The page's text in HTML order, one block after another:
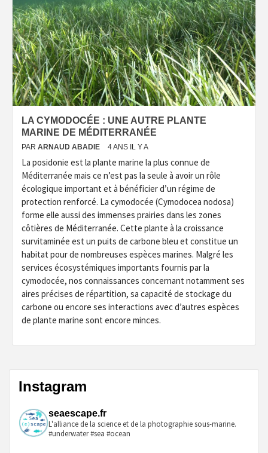
LA CYMODOCÉE : UNE AUTRE PLANTE
MARINE DE MÉDITERRANÉE
PAR ARNAUD ABADIE 4 ANS IL Y A
La posidonie est la plante marine la plus connue de
Méditerranée mais ce n’est pas la seule à avoir un rôle
écologique important et à bénéficier d’un régime de
protection renforcé. La cymodocée (Cymodocea nodosa)
forme elle aussi des immenses prairies dans les zones
côtières de Méditerranée. Cette plante à la croissance
survitaminée est un puits de carbone bleu et constitue un
habitat pour de nombreuses espèces marines. Malgré les
services écosystémiques importants fournis par la
cymodocée, nos connaissances concernant notamment ses
aires précises de répartition, sa capacité de stockage du
carbone ou encore ses interactions avec d’autres espèces
de plante marine sont encore minces.
Instagram
seaescape.fr
L'alliance de la science et de la photographie sous-marine.
#underwater #sea #ocean